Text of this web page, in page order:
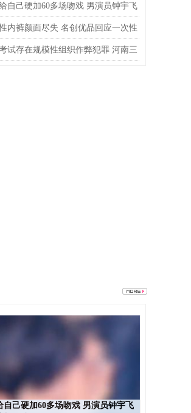
自己硬加60多场吻戏 男演员钟宇飞
吻戏
内裤颜面尽失 名创优品回应一次性
试存在规模性组织作弊犯罪 河南三
自己硬加60多场吻戏 男演员钟宇飞